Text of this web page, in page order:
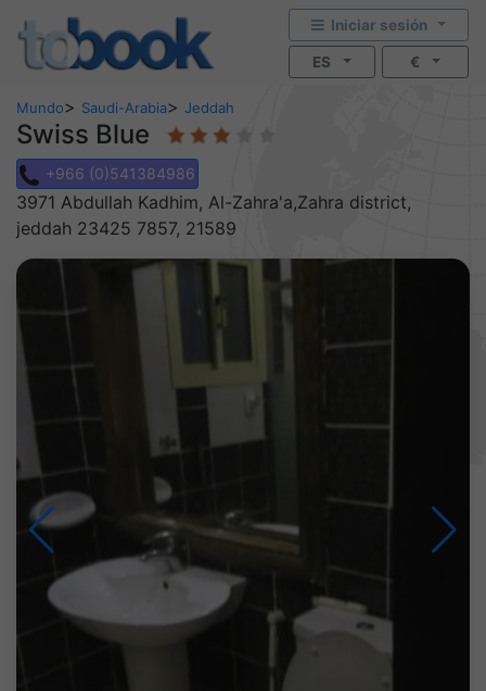
Iniciar sesión
ES €
Mundo> Saudi-Arabia> Jeddah
Swiss Blue
+966 (0)541384986
3971 Abdullah Kadhim, Al-Zahra'a,Zahra district,
jeddah 23425 7857, 21589